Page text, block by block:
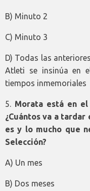
B) Minuto 2
C) Minuto 3
D) Todas las
Atleti se insinúa en
tiempos inmemoriales
5. Morata está en
¿Cuántos va a
es y lo mucho que
Selección?
A) Un mes
B) Dos meses